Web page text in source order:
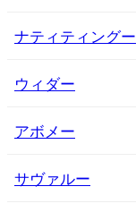
ナティティングー
ウィダー
アボメー
サヴァルー